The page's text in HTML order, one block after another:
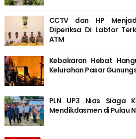
CCTV dan HP
Diperiksa Di Labfor
ATM
Kebakaran Hebat
Kelurahan Pasar
PLN UP3 Nias Siaga
Mendikdasmen di Pulau